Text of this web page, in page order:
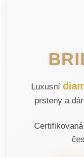
Luxusní
prsteny a